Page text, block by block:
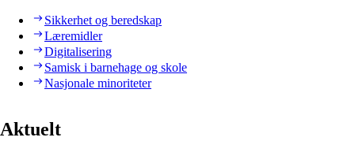
Sikkerhet og beredskap
Læremidler
Digitalisering
Samisk i barnehage og skole
Nasjonale minoriteter
Aktuelt